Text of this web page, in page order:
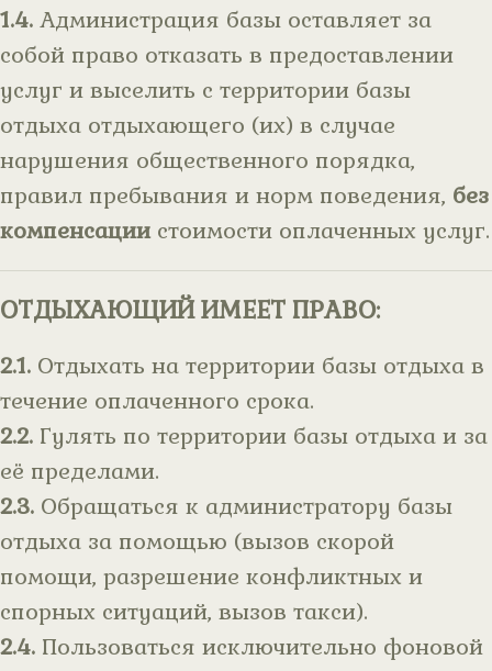
1.4. Администрация базы оставляет за
собой право отказать в предоставлении
услуг и выселить с территории базы
отдыха отдыхающего (их) в случае
нарушения общественного порядка,
правил пребывания и норм поведения, без
компенсациистоимости оплаченных услуг.
ОТДЫХАЮЩИЙ ИМЕЕТ ПРАВО:
2.1. Отдыхать на территории базы отдыха в
течение оплаченного срока.
2.2. Гулять по территории базы отдыха и за
её пределами.
2.3. Обращаться к администратору базы
отдыха за помощью (вызов скорой
помощи, разрешение конфликтных и
спорных ситуаций, вызов такси).
2.4. Пользоваться исключительно фоновой